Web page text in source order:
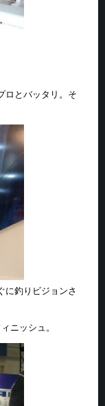
ロとバッタリ。そ
に釣りビジョンさ
ニッシュ。